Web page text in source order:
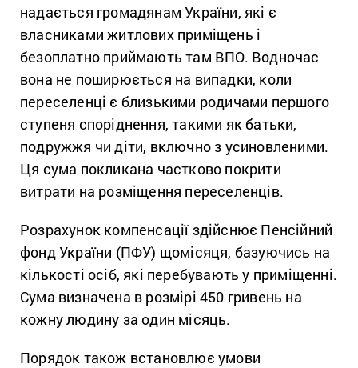
надається громадянам України, які є
власниками житлових приміщень і
безоплатно приймають там ВПО. Водночас
вона не поширюється на випадки, коли
переселенці є близькими родичами першого
ступеня споріднення, такими як батьки,
подружжя чи діти, включно з усиновленими.
Ця сума покликана частково покрити
витрати на розміщення переселенців.
Розрахунок компенсації здійснює Пенсійний
фонд України (ПФУ) щомісяця, базуючись на
кількості осіб, які перебувають у приміщенні.
Сума визначена в розмірі 450 гривень на
кожну людину за один місяць.
Порядок також встановлює умови